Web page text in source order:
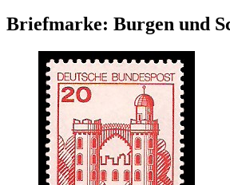
Briefmarke: Burgen und